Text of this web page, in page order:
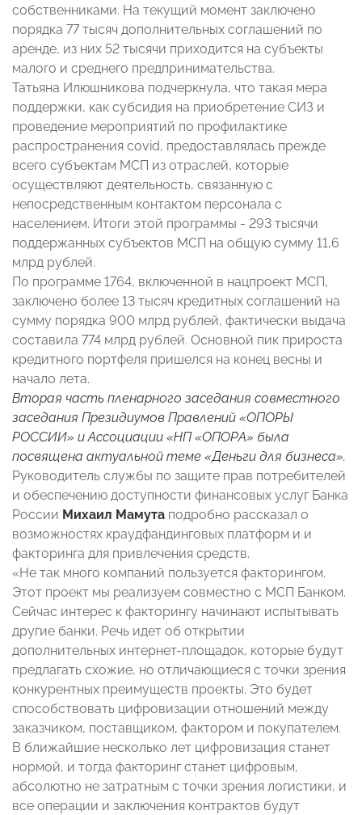
собственниками. На текущий момент заключено
порядка 77 тысяч дополнительных соглашений по
аренде, из них 52 тысячи приходится на субъекты
малого и среднего предпринимательства.
Татьяна Илюшникова подчеркнула, что такая мера
поддержки, как субсидия на приобретение СИЗ и
проведение мероприятий по профилактике
распространения covid, предоставлялась прежде
всего субъектам МСП из отраслей, которые
осуществляют деятельность, связанную с
непосредственным контактом персонала с
населением. Итоги этой программы - 293 тысячи
поддержанных субъектов МСП на общую сумму 11,6
млрд рублей.
По программе 1764, включенной в нацпроект МСП,
заключено более 13 тысяч кредитных соглашений на
сумму порядка 900 млрд рублей, фактически выдача
составила 774 млрд рублей. Основной пик прироста
кредитного портфеля пришелся на конец весны и
начало лета.
Вторая часть пленарного заседания совместного
заседания Президиумов Правлений «ОПОРЫ
РОССИИ» и Ассоциации «НП «ОПОРА» была
посвящена актуальной теме «Деньги для бизнеса».
Руководитель службы по защите прав потребителей
и обеспечению доступности финансовых услуг Банка
России Михаил Мамута подробно рассказал о
возможностях краудфандинговых платформ и и
факторинга для привлечения средств.
«Не так много компаний пользуется факторингом.
Этот проект мы реализуем совместно с МСП Банком.
Сейчас интерес к факторингу начинают испытывать
другие банки. Речь идет об открытии
дополнительных интернет-площадок, которые будут
предлагать схожие, но отличающиеся с точки зрения
конкурентных преимуществ проекты. Это будет
способствовать цифровизации отношений между
заказчиком, поставщиком, фактором и покупателем.
В ближайшие несколько лет цифровизация станет
нормой, и тогда факторинг станет цифровым,
абсолютно не затратным с точки зрения логистики, и
все операции и заключения контрактов будут